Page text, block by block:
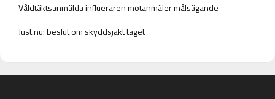
Våldtäktsanmälda influeraren motanmäler målsägande
Just nu: beslut om skyddsjakt taget